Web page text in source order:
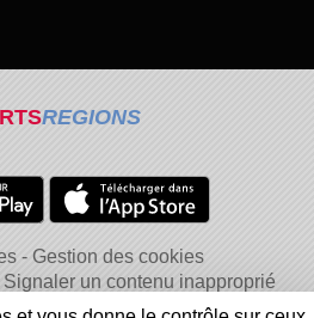
REGIONS
Gestion des cookies
Signaler un contenu inapproprié